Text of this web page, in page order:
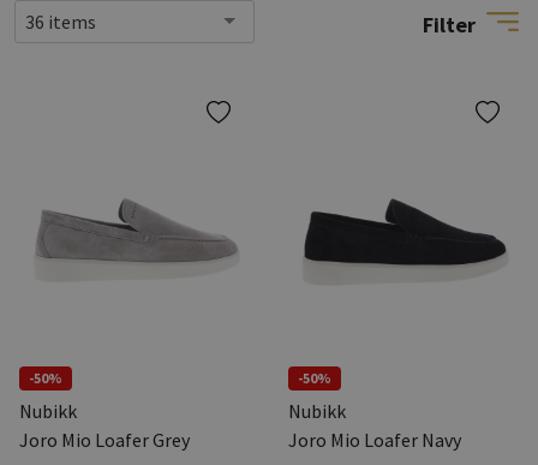
Filter
36 items
-50%
Nubikk
Joro Mio Loafer Grey
-50%
Nubikk
Joro Mio Loafer Navy